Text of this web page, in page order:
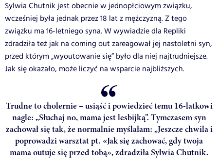
Sylwia Chutnik jest obecnie w jednopłciowym związku,
wcześniej była jednak przez 18 lat z mężczyzną. Z tego
związku ma 16-letniego syna. W wywiadzie dla Repliki
zdradziła też jak na coming out zareagował jej nastoletni syn,
przed którym „wyoutowanie się” było dla niej najtrudniejsze.
Jak się okazało, może liczyć na wsparcie najbliższych.
Trudne to cholernie – usiąść i powiedzieć temu 16-latkowi
nagle: „Słuchaj no, mama jest lesbijką”. Tymczasem syn
zachował się tak, że normalnie myślałam: „Jeszcze chwila i
poprowadzi warsztat pt. «Jak się zachować, gdy twoja
mama outuje się przed tobą», zdradziła Sylwia Chutnik.